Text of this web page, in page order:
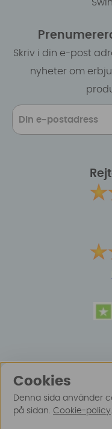
Skriv i din e-post
nyheter om
Cookies
Denna sida använder
på sidan. Cookie-policy.